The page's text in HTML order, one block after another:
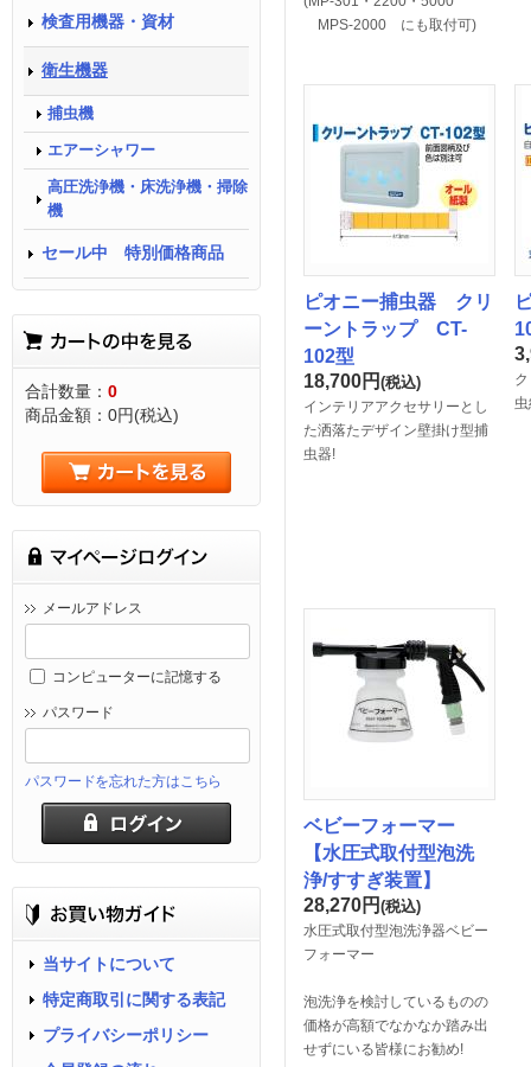
検査用機器・資材
衛生機器
捕虫機
エアーシャワー
高圧洗浄機・床洗浄機・掃除
機
セール中 特別価格商品
合計数量： 0
商品金額： 0円(税込)
メールアドレス
コンピューターに記憶する
パスワード
パスワードを忘れた方はこちら
当サイトについて
特定商取引に関する表記
プライバシーポリシー
MPS-2000 にも取付可)
ピオニー捕虫器 クリ
ーントラップ CT-
102型
18,700円 (税込)
インテリアアクセサリーとし
た洒落たデザイン壁掛け型捕
虫器!
ベビーフォーマー
【水圧式取付型泡洗
浄/すすぎ装置】
28,270円 (税込)
水圧式取付型泡洗浄器ベビー
フォーマー
泡洗浄を検討しているものの
価格が高額でなかなか踏み出
せずにいる皆様にお勧め!